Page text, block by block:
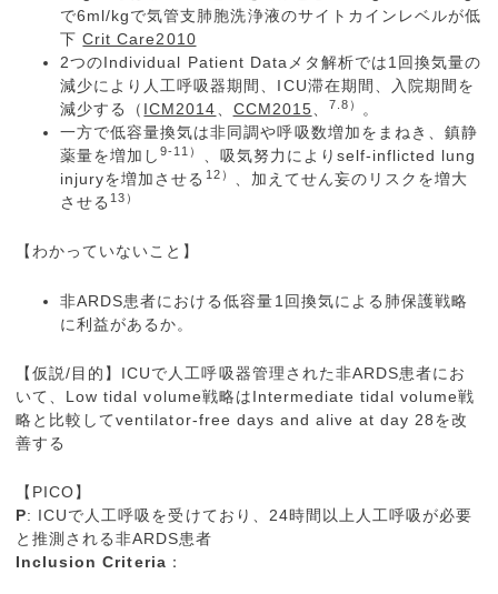
で6ml/kgで気管支肺胞洗浄液のサイトカインレベルが低
下Crit Care2010
2つのIndividual Patient Dataメタ解析では1回換気量の
減少により人工呼吸器期間、ICU滞在期間、入院期間を
減少する（ ICM2014 CCM2015 7.8）
。
一方で低容量換気は非同調や呼吸数増加をまねき、鎮静
薬量を増加し9-11）
、吸気努力によりself-inflicted lung
injuryを増加させる 12）
、加えてせん妄のリスクを増大
させる13）
【わかっていないこと】
非ARDS患者における低容量1回換気による肺保護戦略
に利益があるか。
【仮説/目的】ICUで人工呼吸器管理された非ARDS患者にお
いて、Low tidal volume戦略はIntermediate tidal volume戦
略と比較してventilator-free days and alive at day 28を改
善する
【PICO】
P: ICUで人工呼吸を受けており、24時間以上人工呼吸が必要
と推測される非ARDS患者
Inclusion Criteria ：